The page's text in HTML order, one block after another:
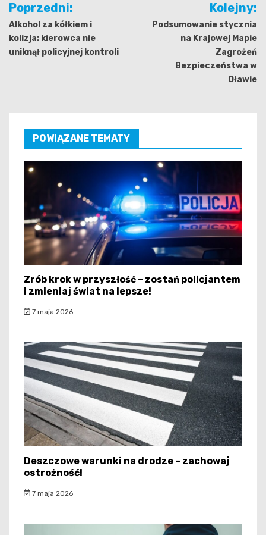
wpisu
Poprzedni:
Alkohol za kółkiem i
kolizja: kierowca nie
uniknął policyjnej kontroli
Kolejny:
Podsumowanie stycznia
na Krajowej Mapie
Zagrożeń
Bezpieczeństwa w
Oławie
POWIĄZANE TEMATY
Zrób krok w przyszłość – zostań policjantem
i zmieniaj świat na lepsze!
7 maja 2026
Deszczowe warunki na drodze – zachowaj
ostrożność!
7 maja 2026